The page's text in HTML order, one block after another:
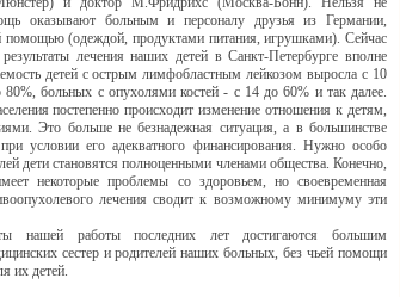
оказывают больным и персоналу друзья из Германии,
помощью (одеждой, продуктами питания, игрушками). Сейчас
лечения наших детей в Санкт-Петербурге вполне
детей с острым лимфобластным лейкозом выросла с 10
больных с опухолями костей - с 14 до 60% и так далее.
постепенно происходит изменение отношения к детям,
Это больше не безнадежная ситуация, а в большинстве
условии его адекватного финансирования. Нужно особо
дети становятся полноценными членами общества. Конечно,
некоторые проблемы со здоровьем, но своевременная
лечения сводит к возможному минимуму эти
нашей работы последних лет достигаются большим
сестер и родителей наших больных, без чьей помощи
их детей.